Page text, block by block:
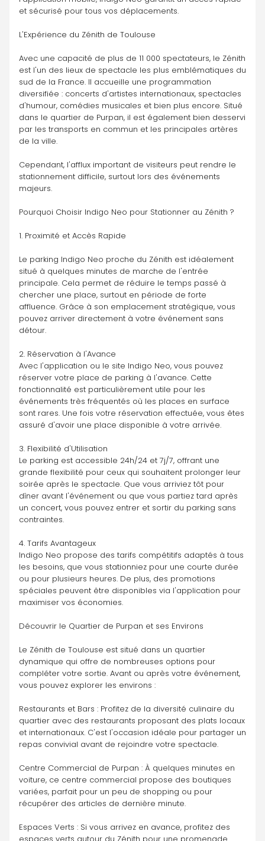
et sécurisé pour tous vos déplacements.
L'Expérience du Zénith de Toulouse
Avec une capacité de plus de 11 000 spectateurs, le Zénith
est l'un des lieux de spectacle les plus emblématiques du
sud de la France. Il accueille une programmation
diversifiée : concerts d'artistes internationaux, spectacles
d'humour, comédies musicales et bien plus encore. Situé
dans le quartier de Purpan, il est également bien desservi
par les transports en commun et les principales artères
de la ville.
Cependant, l'afflux important de visiteurs peut rendre le
stationnement difficile, surtout lors des événements
majeurs.
Pourquoi Choisir Indigo Neo pour Stationner au Zénith ?
1. Proximité et Accès Rapide
Le parking Indigo Neo proche du Zénith est idéalement
situé à quelques minutes de marche de l'entrée
principale. Cela permet de réduire le temps passé à
chercher une place, surtout en période de forte
affluence. Grâce à son emplacement stratégique, vous
pouvez arriver directement à votre événement sans
détour.
2. Réservation à l'Avance
Avec l'application ou le site Indigo Neo, vous pouvez
réserver votre place de parking à l'avance. Cette
fonctionnalité est particulièrement utile pour les
événements très fréquentés où les places en surface
sont rares. Une fois votre réservation effectuée, vous êtes
assuré d'avoir une place disponible à votre arrivée.
3. Flexibilité d'Utilisation
Le parking est accessible 24h/24 et 7j/7, offrant une
grande flexibilité pour ceux qui souhaitent prolonger leur
soirée après le spectacle. Que vous arriviez tôt pour
dîner avant l'événement ou que vous partiez tard après
un concert, vous pouvez entrer et sortir du parking sans
contraintes.
4. Tarifs Avantageux
Indigo Neo propose des tarifs compétitifs adaptés à tous
les besoins, que vous stationniez pour une courte durée
ou pour plusieurs heures. De plus, des promotions
spéciales peuvent être disponibles via l'application pour
maximiser vos économies.
Découvrir le Quartier de Purpan et ses Environs
Le Zénith de Toulouse est situé dans un quartier
dynamique qui offre de nombreuses options pour
compléter votre sortie. Avant ou après votre événement,
vous pouvez explorer les environs :
Restaurants et Bars : Profitez de la diversité culinaire du
quartier avec des restaurants proposant des plats locaux
et internationaux. C'est l'occasion idéale pour partager un
repas convivial avant de rejoindre votre spectacle.
Centre Commercial de Purpan : À quelques minutes en
voiture, ce centre commercial propose des boutiques
variées, parfait pour un peu de shopping ou pour
récupérer des articles de dernière minute.
Espaces Verts : Si vous arrivez en avance, profitez des